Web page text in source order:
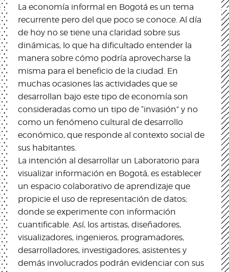
La economía informal en Bogotá es un tema
recurrente pero del que poco se conoce. Al día
de hoy no se tiene una claridad sobre sus
dinámicas, lo que ha dificultado entender la
manera sobre cómo podría aprovecharse la
misma para el beneficio de la ciudad. En
muchas ocasiones las actividades que se
desarrollan bajo este tipo de economía son
consideradas como un tipo de “invasión” y no
como un fenómeno cultural de desarrollo
económico, que responde al contexto social de
sus habitantes.
La intención al desarrollar un Laboratorio para
visualizar información en Bogotá, es establecer
un espacio colaborativo de aprendizaje que
propicie el uso de representación de datos;
donde se experimente con información
cuantificable. Así, los artistas, diseñadores,
visualizadores, ingenieros, programadores,
desarrolladores, investigadores, asistentes y
demás involucrados podrán evidenciar con sus